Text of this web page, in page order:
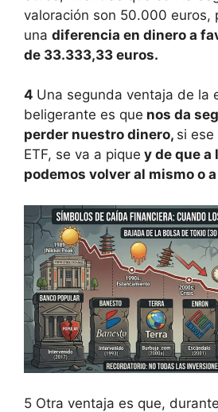
valoración son 50.000 euros,
una diferencia en dinero a
de 33.333,33 euros.
4 Una segunda ventaja de la
beligerante es que nos da
perder nuestro dinero, si
ETF, se va a pique y de que a
podemos volver al mismo o
5 Otra ventaja es que,